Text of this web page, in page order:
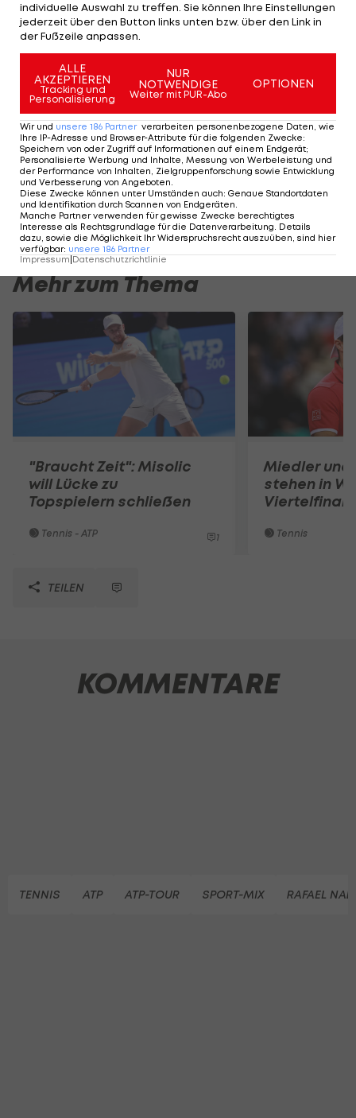
Der erst 19-jährige Tsitsipas hatte sich davor auch
gegen den 52 Plätze besser klassierten Spanier
Pablo Carreno Busta in zwei Sätzen 7:5,6:3
durchgesetzt und steht nun zum ersten Mal im
Endspiel einesATP
Tsitsipas ist der erste griechische Finalist seit
Nicholas Kalogeropoulos vor 45 Jahren. Schafft
Tsitsipas die Sensation und besiegt er im Finale
Nadal, muss der Spanier die Weltranglisten-
Führung am Montag anRoger Federerabtreten.
Mehr zum Thema
"Braucht Zeit": Misolic
will Lücke zu
Topspielern schließen
Tennis - ATP 1
Miedler und
stehen in
Viertelfinale
Tennis
TEILEN
KOMMENTARE
TENNIS ATP ATP-TOUR SPORT-MIX RAFAEL
individuelle Auswahl zu treffen. Sie können Ihre Einstellungen
jederzeit über den Button links unten bzw. über den Link in
der Fußzeile anpassen.
ALLE
AKZEPTIEREN
Tracking und
Personalisierung
NUR
NOTWENDIGE
Weiter mit PUR-Abo
OPTIONEN
Wir und unsere 186 Partner verarbeiten personenbezogene Daten, wie
Ihre IP-Adresse und Browser-Attribute für die folgenden Zwecke:
Speichern von oder Zugriff auf Informationen auf einem Endgerät;
Personalisierte Werbung und Inhalte, Messung von Werbeleistung und
der Performance von Inhalten, Zielgruppenforschung sowie Entwicklung
und Verbesserung von Angeboten.
Diese Zwecke können unter Umständen auch: Genaue Standortdaten
und Identifikation durch Scannen von Endgeräten.
Manche Partner verwenden für gewisse Zwecke berechtigtes
Interesse als Rechtsgrundlage für die Datenverarbeitung. Details
dazu, sowie die Möglichkeit Ihr Widerspruchsrecht auszuüben, sind hier
verfügbar: unsere 186 Partner
Impressum Datenschutzrichtlinie